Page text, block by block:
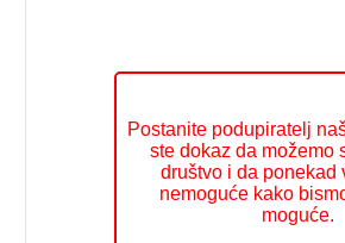
Postanite podupiratelj
ste dokaz da možemo
društvo i da ponekad
nemoguće kako
moguće.